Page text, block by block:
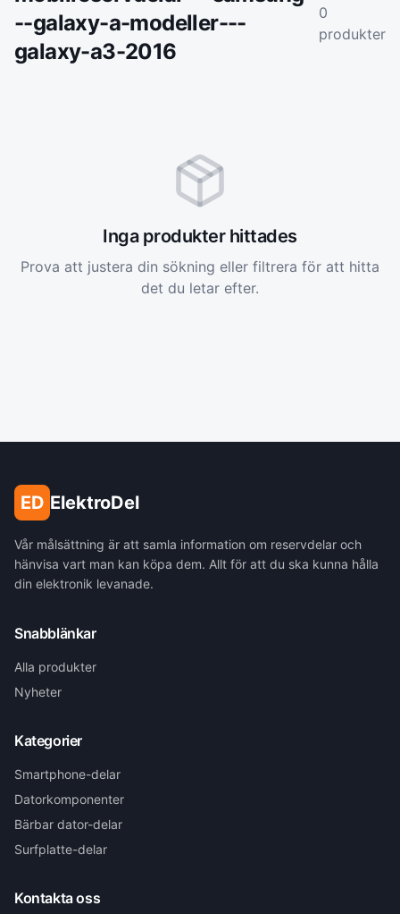
--galaxy-a-modeller---
galaxy-a3-2016
0
produkter
Inga produkter hittades
Prova att justera din sökning eller filtrera för att hitta
det du letar efter.
ED ElektroDel
Vår målsättning är att samla information om reservdelar och
hänvisa vart man kan köpa dem. Allt för att du ska kunna hålla
din elektronik levanade.
Snabblänkar
Alla produkter
Nyheter
Kategorier
Smartphone-delar
Datorkomponenter
Bärbar dator-delar
Surfplatte-delar
Kontakta oss